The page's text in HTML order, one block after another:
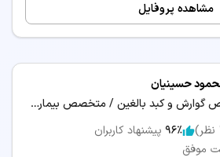
مشاهده پروفایل
حسینیان
فوق تخصص گوارش و کبد بالغین / متخصص بیماری‌های داخلی
نظر) 96٪ پیشنهاد کاربران
موفق